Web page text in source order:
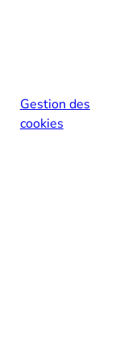
Gestion des
cookies